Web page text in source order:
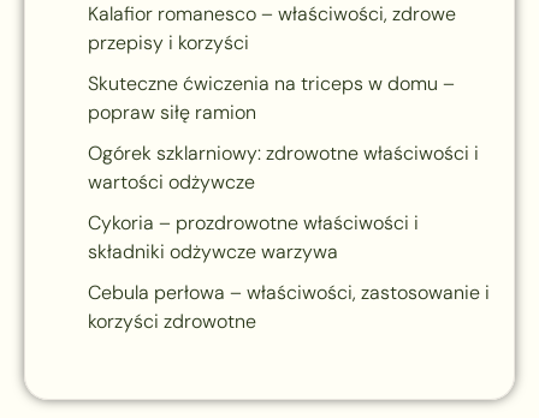
Kalafior romanesco – właściwości, zdrowe
przepisy i korzyści
Skuteczne ćwiczenia na triceps w domu –
popraw siłę ramion
Ogórek szklarniowy: zdrowotne właściwości i
wartości odżywcze
Cykoria – prozdrowotne właściwości i
składniki odżywcze warzywa
Cebula perłowa – właściwości, zastosowanie i
korzyści zdrowotne